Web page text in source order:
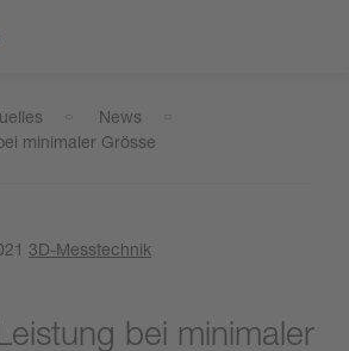
News
minimaler Grösse
3D-Messtechnik
bei minimaler